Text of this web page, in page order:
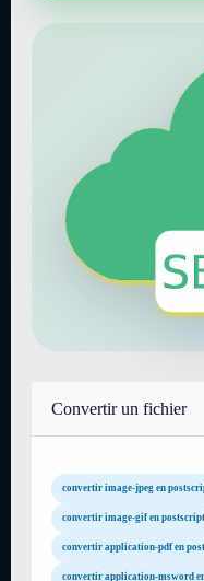
Convertir un fichier
convertir image-jpeg en
convertir image-gif en postscript
convertir application-pdf en
convertir application-msword